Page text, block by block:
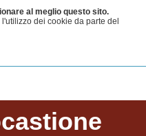
al meglio questo sito.
dei cookie da parte del